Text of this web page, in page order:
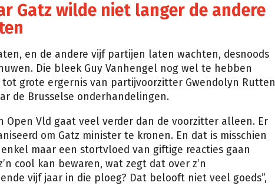
Gatz wilde niet langer de andere
en de andere vijf partijen laten wachten, desnoods
Die bleek Guy Vanhengel nog wel te hebben
grote ergernis van partijvoorzitter Gwendolyn Rutten
de Brusselse onderhandelingen.
Open Vld gaat veel verder dan de voorzitter alleen. Er
om Gatz minister te kronen. En dat is misschien
maar een stortvloed van giftige reacties gaan
cool kan bewaren, wat zegt dat over z’n
vijf jaar in die ploeg? Dat belooft niet veel goeds”,